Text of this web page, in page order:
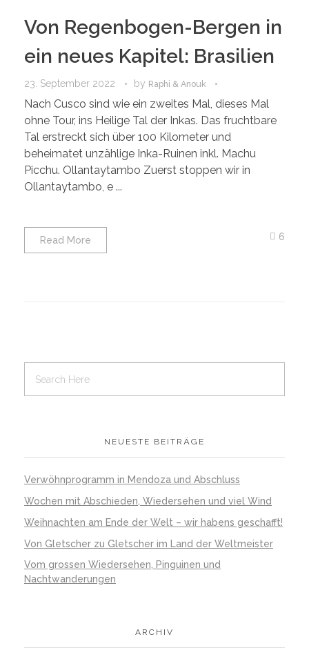
Von Regenbogen-Bergen in
ein neues Kapitel: Brasilien
23. September 2022 by Raphi & Anouk
Nach Cusco sind wie ein zweites Mal, dieses Mal
ohne Tour, ins Heilige Tal der Inkas. Das fruchtbare
Tal erstreckt sich über 100 Kilometer und
beheimatet unzählige Inka-Ruinen inkl. Machu
Picchu. Ollantaytambo Zuerst stoppen wir in
Ollantaytambo, e ...
Read More 6
NEUESTE BEITRÄGE
Verwöhnprogramm in Mendoza und Abschluss
Wochen mit Abschieden, Wiedersehen und viel Wind
Weihnachten am Ende der Welt – wir habens geschafft!
Von Gletscher zu Gletscher im Land der Weltmeister
Vom grossen Wiedersehen, Pinguinen und
Nachtwanderungen
ARCHIV